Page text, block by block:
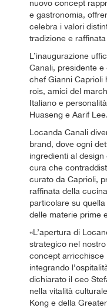
nuovo concept
e gastronomia,
celebra i valori
tradizione e
L’inaugurazione
Canali, presidente
chef Gianni Caprioli
rois, amici del
Italiano e
Huaseng e Aarif Lee.
Locanda Canali
brand, dove ogni
ingredienti al
cura che
curato da Caprioli,
raffinata della
particolare su
delle materie prime
«L’apertura di
strategico nel
concept arricchisce
integrando
dichiarato il ceo
nella vitalità
Kong e della